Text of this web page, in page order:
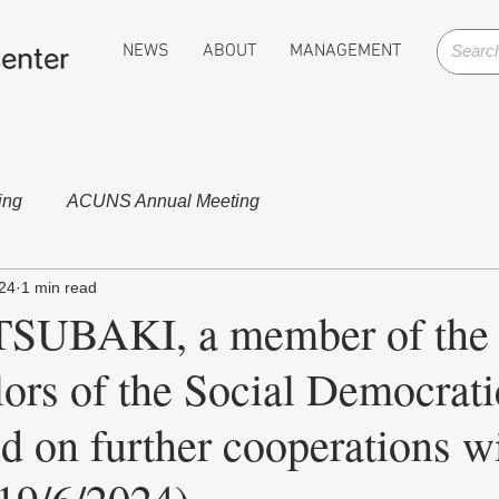
NEWS ABOUT MANAGEMENT
ACUNS Annual Meeting
a member of the
of the Social
on further cooperations
1 min read